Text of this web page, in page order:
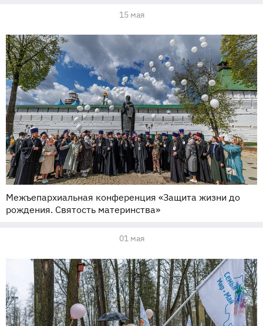
15 мая
Межъепархиальная конференция «Защита жизни до
рождения. Святость материнства»
01 мая